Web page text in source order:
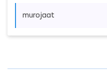
murojaat